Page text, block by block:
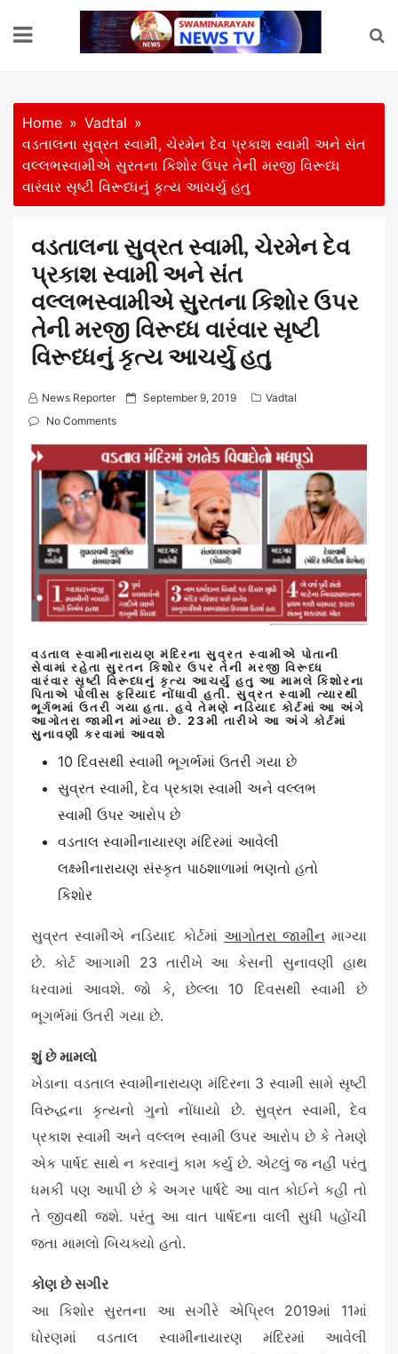
Home
Vadtal
વડતાલના સુવ્રત સ્વામી, ચેરમેન દેવ પ્રકાશ સ્વામી અને સંત
વલ્લભસ્વામીએ સુરતના કિશોર ઉપર તેની મરજી વિરૂધ્ધ
વારંવાર સૃષ્ટી વિરૂધ્ધનું કૃત્ય આચર્યુ હતુ
વડતાલના સુવ્રત સ્વામી, ચેરમેન દેવ
પ્રકાશ સ્વામી અને સંત
વલ્લભસ્વામીએ સુરતના કિશોર ઉપર
તેની મરજી વિરૂધ્ધ વારંવાર સૃષ્ટી
વિરૂધ્ધનું કૃત્ય આચર્યુ હતુ
News Reporter
P
t
d
o
n
September 9, 2019
Vadtal
No Comments
વડતાલ સ્વામીનારાયણ મંદિરના સુવ્રત સ્વામીએ પોતાની
સેવામાં રહેતા સુરતન કિશોર ઉપર તેની મરજી વિરૂધ્ધ
વારંવાર સૃષ્ટી વિરૂધ્ધનું કૃત્ય આચર્યુ હતુ આ મામલે કિશોરના
પિતાએ પોલીસ ફરિયાદ નોંધાવી હતી. સુવ્રત સ્વામી ત્યારથી
ભૂર્ગભમાં ઉતરી ગયા હતા. હવે તેમણે નડિયાદ કોર્ટમાં આ અંગે
આગોતરા જામીન માંગ્યા છે. 23મી તારીખે આ અંગે કોર્ટમાં
સુનાવણી કરવામાં આવશે
10 દિવસથી સ્વામી ભૂગર્ભમાં ઉતરી ગયા છે
સુવ્રત સ્વામી, દેવ પ્રકાશ સ્વામી અને વલ્લભ
સ્વામી ઉપર આરોપ છે
વડતાલ સ્વામીનાયારણ મંદિરમાં આવેલી
લક્ષ્મીનારાયણ સંસ્કૃત પાઠશાળામાં ભણતો હતો
કિશોર
સુવ્રત સ્વામીએ નડિયાદ કોર્ટમાં આગોતરા જામીન માગ્યા
છે. કોર્ટ આગામી 23 તારીખે આ કેસની સુનાવણી હાથ
ધરવામાં આવશે. જો કે, છેલ્લા 10 દિવસથી સ્વામી છે
ભૂગર્ભમાં ઉતરી ગયા છે.
શું છે મામલો
ખેડાના વડતાલ સ્વામીનારાયણ મંદિરના 3 સ્વામી સામે સૃષ્ટી
વિરુદ્ધના કૃત્યનો ગુનો નોંધાયો છે. સુવ્રત સ્વામી, દેવ
પ્રકાશ સ્વામી અને વલ્લભ સ્વામી ઉપર આરોપ છે કે તેમણે
એક પાર્ષદ સાથે ન કરવાનું કામ કર્યુ છે. એટલું જ નહીં પરંતુ
ધમકી પણ આપી છે કે અગર પાર્ષદે આ વાત કોઈને કહી તો
તે જીવથી જશે. પરંતુ આ વાત પાર્ષદના વાલી સુધી પહોંચી
જતા મામલો બિચક્યો હતો.
કોણ છે સગીર
આ કિશોર સુરતના આ સગીરે એપ્રિલ 2019માં 11માં
ધોરણમાં વડતાલ સ્વામીનાયારણ મંદિરમાં આવેલી